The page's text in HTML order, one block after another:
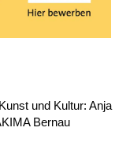
und Kultur: Anja
Bernau